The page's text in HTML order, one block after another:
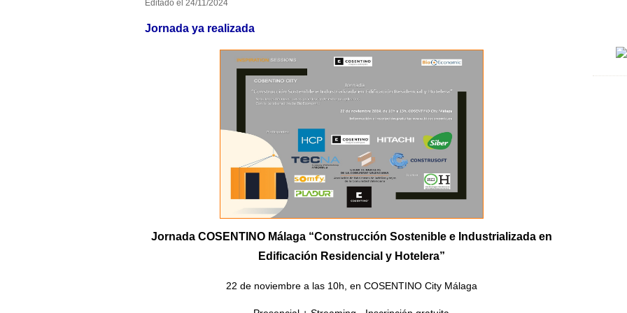
Editado el 24/11/2024
Jornada ya realizada
Jornada COSENTINO Málaga “Construcción Sostenible e Industrializada en
Edificación Residencial y Hotelera”
22 de noviembre a las 10h, en COSENTINO City Málaga